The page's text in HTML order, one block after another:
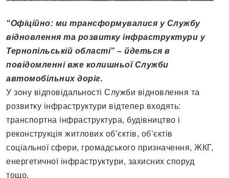
“Офіційно: ми трансформувалися у Службу
відновлення та розвитку інфраструктури у
Тернопільській області” – йдеться в
повідомленні вже колишньої Служби
автомобільних доріг.
У зону відповідальності Служби відновлення та
розвитку інфраструктури відтепер входять:
транспортна інфраструктура, будівництво і
реконструкція житлових об’єктів, об’єктів
соціальної сфери, громадського призначення, ЖКГ,
енергетичної інфраструктури, захисних споруд
тощо.